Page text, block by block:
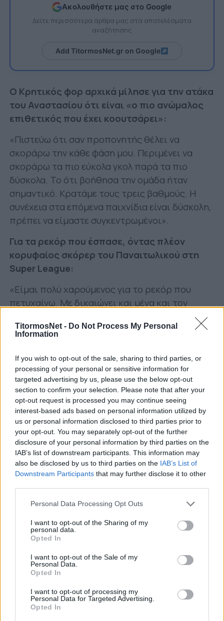
TitormosNet - Do Not Process My Personal
Information
If you wish to opt-out of the sale, sharing to third parties, or
processing of your personal or sensitive information for
targeted advertising by us, please use the below opt-out
section to confirm your selection. Please note that after your
opt-out request is processed you may continue seeing
interest-based ads based on personal information utilized by
us or personal information disclosed to third parties prior to
your opt-out. You may separately opt-out of the further
disclosure of your personal information by third parties on the
IAB’s list of downstream participants. This information may
also be disclosed by us to third parties on the IAB’s List of
Downstream Participants that may further disclose it to other
Personal Data Processing Opt Outs
I want to opt-out of the Sharing of my
personal data.
Opted In
I want to opt-out of the Sale of my
Personal Data.
Opted In
I want to opt-out of processing my
Personal Data for Targeted Advertising.
Opted In
Ακολουθήστε μας στο Google
Δείτε περισσότερα άρθρα μας στα αποτελέσματα
αναζήτησης
Add TitormosNet.gr on Google
Ο Κρητικός φορ αρχικά μίλησε για την ατάκα
του Αναστασίου ότι είναι «ο πιο ανώμαλος
επιθετικός που έχει κοουτσάρει»:
«Πιστεύω ότι σαν προπονητής θέλει να
σκοράρω την κάθε φάση μου. Περιμένει να
σκοράρω τα πιο εύκολα γκολ παρά τα πιο
δύσκολα. Το ότι βοήθησα την ομάδα ήταν
σημαντικό. Κρατάμε τους τρεις βαθμούς. Η
συνέχεια στα επόμενα παιχνίδια είναι δύσκολη,
πρέπει να είμαστε συγκεντρωμένοι».
Για τα ρεκόρ που έσπασε, όντας πλέον
κορυφαίος σκόρερ του Παναιτωλικού στη
Super League:
«Είμαι πολύ χαρούμενος για το ρεκόρ που
πετυχαίνω. Με δικαιώνει και μένα και τον
αγκάλιασαν. Μου έδειξαν από την πρώτη
δουλέψω για να πετύχω αυτά που θέλω».
«Ήταν μία αντίδραση που δεν αρμόζει σε μένα
και στο σωματείο», σχολίασε για την αποβολή
του στο ματς με τον Βόλο.
«Κάθε γκολ είναι σημαντικό. Σήμερα χάρηκα
ιδιαίτερα. Στην έδρα μας πρέπει να παίρνουμε
περισσότερους βαθμούς. Κοιτάμε κάθε
παιχνίδι ξεχωριστά, στο τέλος θα κάνουμε το
ταμείο», ανέφερε ο Χουχούμης.
Μάλιστα στο τέλος ο Διαμαντής πήρε το
απευθύνει ερώτημα στον Καρέλη στα…
ισπανικά. Όχι με… ιδιαίτερη επιτυχία.